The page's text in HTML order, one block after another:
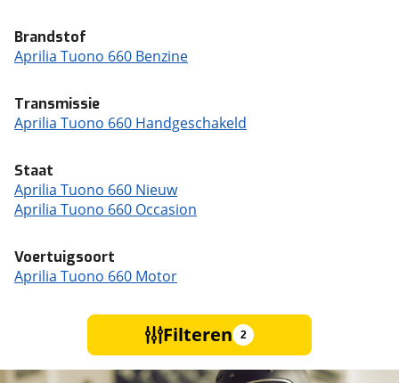
Brandstof
Aprilia Tuono 660 Benzine
Transmissie
Aprilia Tuono 660 Handgeschakeld
Staat
Aprilia Tuono 660 Nieuw
Aprilia Tuono 660 Occasion
Voertuigsoort
Aprilia Tuono 660 Motor
Filteren 2